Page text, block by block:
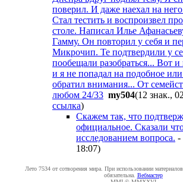
поверил. И даже наехал на
Стал тестить и воспроизвел
столе. Написал Илье
Гамму. Он повторил у себя и
Микрочип. Те подтвердили у
пообещали разобраться... Вот
и я не попадал на подобное
обратил внимания... От
любом 24/33 my504(12 знак.,
ссылка)
Скажем так, что
официальное. Сказали
исследованием вопроса. -
18:07)
Лето 7534 от сотворения мира. При использовании
обязательна. Вебмастер